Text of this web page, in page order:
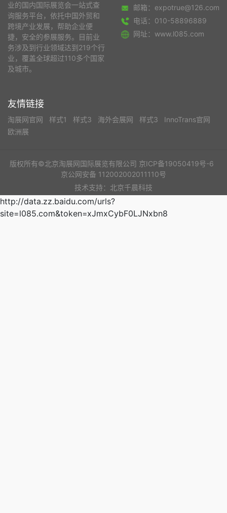
业的国内国际展览会一站式查
询服务平台，依托中国外贸和
跨境产业发展，帮助企业便
捷，安全的参展服务。目前业
务涉及到行业领域达到219个行
业，覆盖全球超过110多个国家
及城市。
邮箱：expotrue@126.com
电话：010-58896889
网址：www.l085.com
友情链接
淘展网官网 样式1 样式3 海外会展网 样式3
InnoTrans官网
欧洲展
版权所有©北京淘展网国际展览有限公司 京ICP备19050419号-6
京公网安备 112002002011110号
技术支持：北京千晨科技
http://data.zz.baidu.com/urls?
site=l085.com&token=xJmxCybF0LJNxbn8